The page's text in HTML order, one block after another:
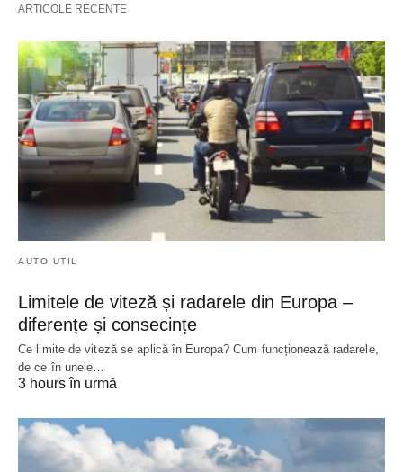
ARTICOLE RECENTE
AUTO UTIL
Limitele de viteză și radarele din Europa –
diferențe și consecințe
Ce limite de viteză se aplică în Europa? Cum funcționează radarele,
de ce în unele…
3 hours în urmă